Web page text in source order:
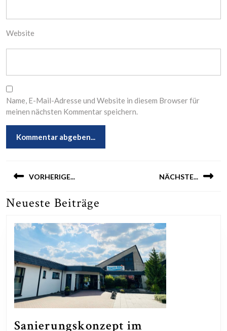
Website
Name, E-Mail-Adresse und Website in diesem Browser für
meinen nächsten Kommentar speichern.
VORHERIGE...
Previous
NÄCHSTE...
Neueste Beiträge
Sanierungskonzept im